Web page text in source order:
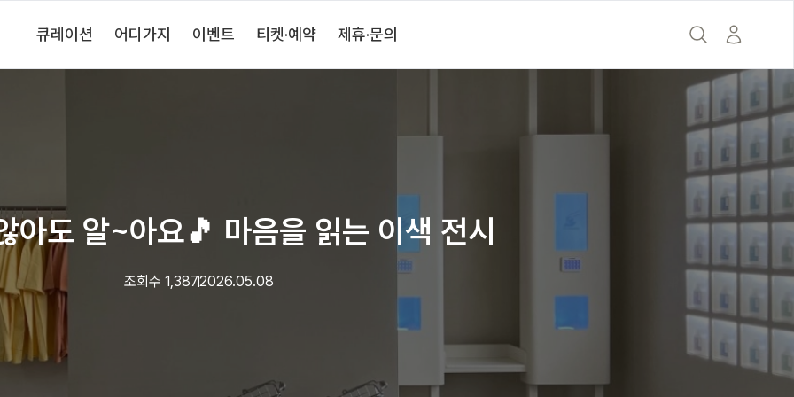
큐레이션 어디가지 이벤트 티켓·예약 제휴·문의
아도 알~아요🎵 마음을 읽는 이색 전시
조회수 1,3872026.05.08